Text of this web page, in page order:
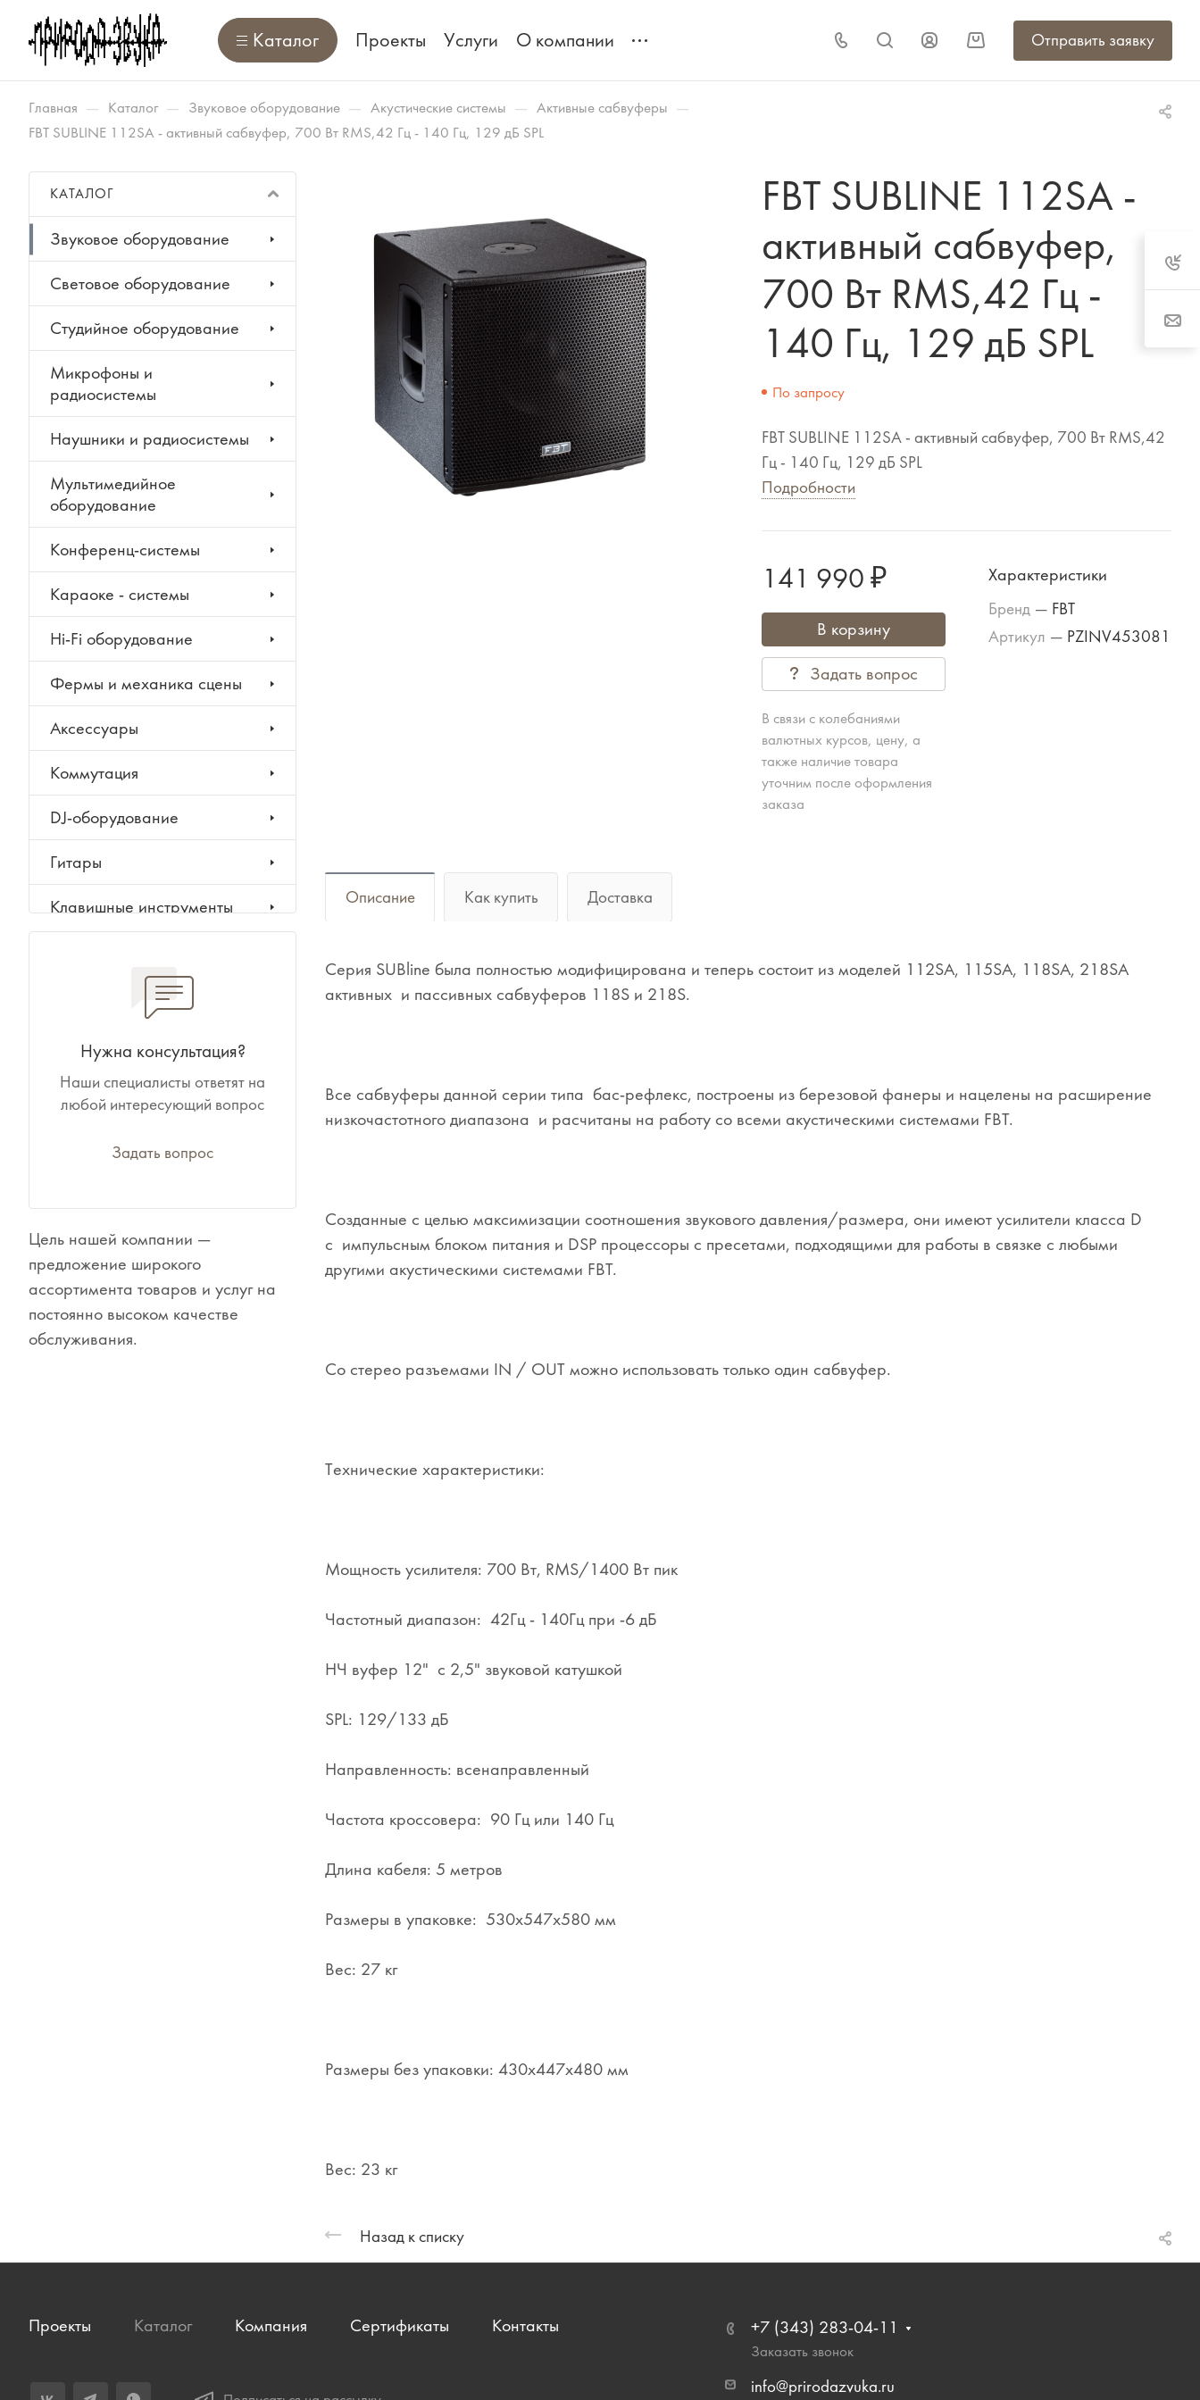
Каталог Проекты Услуги О компании Отправить заявку
Главная — Каталог — Звуковое оборудование — Акустические системы — Активные сабвуферы —
FBT SUBLINE 112SA - активный сабвуфер, 700 Вт RMS,42 Гц - 140 Гц, 129 дБ SPL
FBT SUBLINE 112SA -
активный сабвуфер,
700 Вт RMS,42 Гц -
140 Гц, 129 дБ SPL
По запросу
FBT SUBLINE 112SA - активный сабвуфер, 700 Вт RMS,42
Гц - 140 Гц, 129 дБ SPL
Подробности
141 990 ₽
В корзину
Задать вопрос
В связи с колебаниями
валютных курсов, цену, а
также наличие товара
уточним после оформления
заказа
Характеристики
Бренд — FBT
Артикул — PZINV453081
Описание Как купить Доставка
Серия SUBline была полностью модифицирована и теперь состоит из моделей 112SA, 115SA, 118SA, 218SA
активных и пассивных сабвуферов 118S и 218S.
Все сабвуферы данной серии типа бас-рефлекс, построены из березовой фанеры и нацелены на расширение
низкочастотного диапазона и расчитаны на работу со всеми акустическими системами FBT.
Созданные с целью максимизации соотношения звукового давления/размера, они имеют усилители класса D
с импульсным блоком питания и DSP процессоры с пресетами, подходящими для работы в связке с любыми
другими акустическими системами FBT.
Со стерео разъемами IN / OUT можно использовать только один сабвуфер.
Технические характеристики:
Мощность усилителя: 700 Вт, RMS/1400 Вт пик
Частотный диапазон: 42Гц - 140Гц при -6 дБ
НЧ вуфер 12" с 2,5" звуковой катушкой
SPL: 129/133 дБ
Направленность: всенаправленный
Частота кроссовера: 90 Гц или 140 Гц
Длина кабеля: 5 метров
Размеры в упаковке: 530x547x580 мм
Вес: 27 кг
Размеры без упаковки: 430x447x480 мм
Вес: 23 кг
Назад к списку
КАТАЛОГ
Звуковое оборудование
Световое оборудование
Студийное оборудование
Микрофоны и
радиосистемы
Наушники и радиосистемы
Мультимедийное
оборудование
Конференц-системы
Караоке - системы
Hi-Fi оборудование
Фермы и механика сцены
Аксессуары
Коммутация
DJ-оборудование
Гитары
Клавишные инструменты
Духовые инструменты
Классические инструменты
Народные инструменты
Сувениры
Одежда
Нужна консультация?
Наши специалисты ответят на
любой интересующий вопрос
Задать вопрос
Цель нашей компании —
предложение широкого
ассортимента товаров и услуг на
постоянно высоком качестве
обслуживания.
Проекты Каталог Компания Сертификаты Контакты +7 (343) 283-04-11
Заказать звонок
info@prirodazvuka.ru